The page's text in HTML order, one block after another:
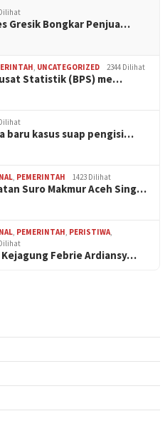
Gresik Bongkar Penjua…
, UNCATEGORIZED 2344 Dilihat
Statistik (BPS) me…
baru kasus suap pengisi…
, PEMERINTAH 1423 Dilihat
Suro Makmur Aceh Sing…
, PEMERINTAH, PERISTIWA,
Kejagung Febrie Ardiansy…